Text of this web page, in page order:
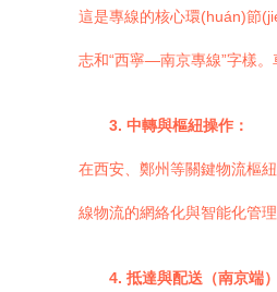
這是專線的核心環(huán)節
志和“西寧—南京專線”字樣
3. 中轉與樞紐操作：
在西安、鄭州等關鍵物流樞
線物流的網絡化與智能化管理
4. 抵達與配送（南京端）